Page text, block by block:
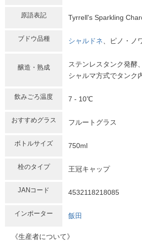
原語表記 Tyrrell's Sparkling
ブドウ品種 シャルドネ 、ピノ・ノ
醸造・熟成
ステンレスタンク発酵
シャルマ方式でタンク
飲みごろ温度 7 - 10℃
おすすめグラス フルートグラス
ボトルサイズ 750ml
栓のタイプ 王冠キャップ
JANコード 4532118218085
インポーター 飯田
《生産者について》